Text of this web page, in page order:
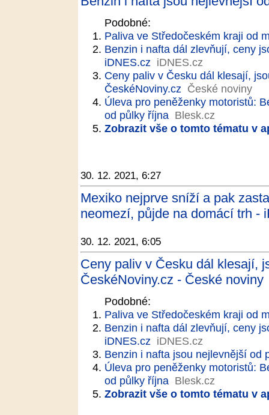
Podobné:
Paliva ve Středočeském kraji od
Benzin i nafta dál zlevňují, ceny
iDNES.cz iDNES.cz
Ceny paliv v Česku dál klesají,
ČeskéNoviny.cz České noviny
Úleva pro peněženky motoristů:
od půlky října Blesk.cz
Zobrazit vše o tomto tématu v
30. 12. 2021, 6:27
Mexiko nejprve sníží a pak
neomezí, půjde na domácí trh -
30. 12. 2021, 6:05
Ceny paliv v Česku dál klesají,
ČeskéNoviny.cz - České noviny
Podobné:
Paliva ve Středočeském kraji od
Benzin i nafta dál zlevňují, ceny
iDNES.cz iDNES.cz
Benzin i nafta jsou nejlevnější od
Úleva pro peněženky motoristů:
od půlky října Blesk.cz
Zobrazit vše o tomto tématu v